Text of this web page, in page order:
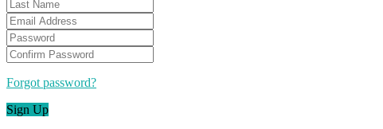
Forgot password?
Sign Up